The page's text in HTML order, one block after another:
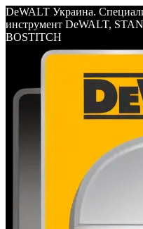
DeWALT Украина.
инструмент DeWALT,
BOSTITCH